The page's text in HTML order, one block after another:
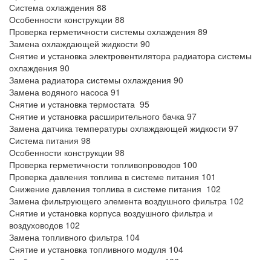
Система охлаждения 88
Особенности конструкции 88
Проверка герметичности системы охлаждения 89
Замена охлаждающей жидкости 90
Снятие и установка электровентилятора радиатора системы
охлаждения 90
Замена радиатора системы охлаждения 90
Замена водяного насоса 91
Снятие и установка термостата 95
Снятие и установка расширительного бачка 97
Замена датчика температуры охлаждающей жидкости 97
Система питания 98
Особенности конструкции 98
Проверка герметичности топливопроводов 100
Проверка давления топлива в системе питания 101
Снижение давления топлива в системе питания 102
Замена фильтрующего элемента воздушного фильтра 102
Снятие и установка корпуса воздушного фильтра и
воздуховодов 102
Замена топливного фильтра 104
Снятие и установка топливного модуля 104